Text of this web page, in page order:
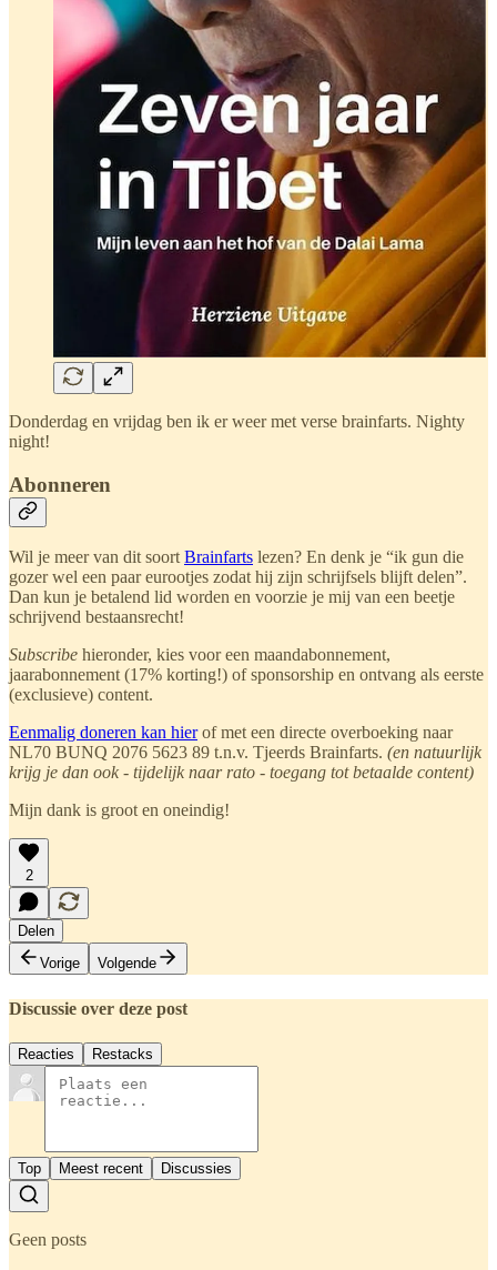
Donderdag en vrijdag ben ik er weer met verse brainfarts. Nighty
night!
Abonneren
Wil je meer van dit soort Brainfarts lezen? En denk je “ik gun die
gozer wel een paar eurootjes zodat hij zijn schrijfsels blijft delen”.
Dan kun je betalend lid worden en voorzie je mij van een beetje
schrijvend bestaansrecht!
Subscribe hieronder, kies voor een maandabonnement,
jaarabonnement (17% korting!) of sponsorship en ontvang als eerste
(exclusieve) content.
Eenmalig doneren kan hierof met een directe overboeking naar
NL70 BUNQ 2076 5623 89 t.n.v. Tjeerds Brainfarts. (en natuurlijk
krijg je dan ook - tijdelijk naar rato - toegang tot betaalde content)
Mijn dank is groot en oneindig!
2
Delen
Vorige
Volgende
Discussie over deze post
Reacties Restacks
Top Meest recent Discussies
Geen posts